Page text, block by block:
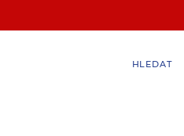
HLEDAT